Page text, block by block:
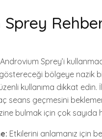
Androvium Sprey’i
bölgeye nazik
kullanıma dikkat
seans geçmesini
bulmak için çok sayıda
Etkilerini anlamanız için